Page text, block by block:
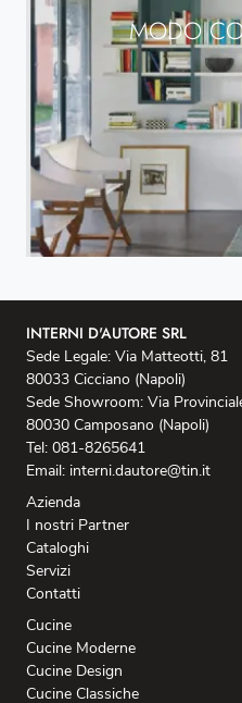
MODO
INTERNI D'AUTORE SRL
Sede Legale: Via Matteotti, 81
80033 Cicciano (Napoli)
Sede Showroom: Via
80030 Camposano (Napoli)
Tel: 081-8265641
Email: interni.dautore@tin.it
Azienda
I nostri Partner
Cataloghi
Servizi
Contatti
Cucine
Cucine Moderne
Cucine Design
Cucine Classiche